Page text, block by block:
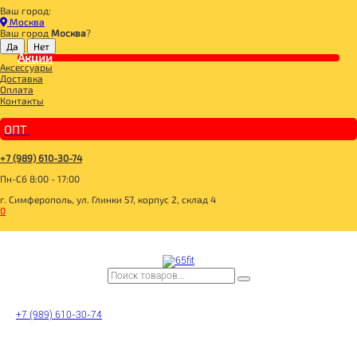
Ваш город:
Москва
Ваш город Москва?
Акции
Аксессуары
Доставка
Оплата
Контакты
ОПТ
+7 (989) 610-30-74
Пн-Сб 8:00 - 17:00
г. Симферополь, ул. Глинки 57, корпус 2, склад 4
0
+7 (989) 610-30-74
Главная
BOMBBAR, CHIKALAB, SNAQ FABRIQ
BOMBBAR Чипсы протеиновые цельнозерновые
BOMBBAR Чипсы протеиновые "Бекон с паприкой" 50г